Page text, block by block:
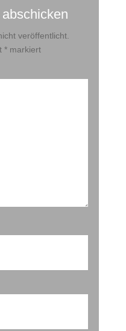
veröffentlicht.
*markiert